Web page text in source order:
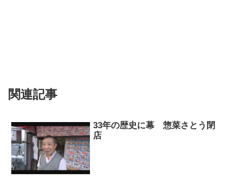
関連記事
33年の歴史に幕 惣菜さとう閉
店